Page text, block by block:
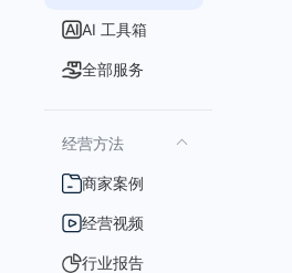
AI 工具箱
全部服务
经营方法
商家案例
经营视频
行业报告